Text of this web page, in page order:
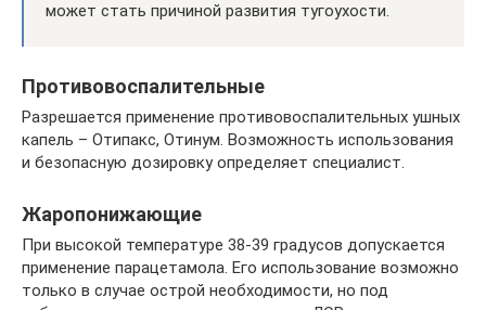
может стать причиной развития тугоухости.
Противовоспалительные
Разрешается применение противовоспалительных ушных
капель – Отипакс, Отинум. Возможность использования
и безопасную дозировку определяет специалист.
Жаропонижающие
При высокой температуре 38-39 градусов допускается
применение парацетамола. Его использование возможно
только в случае острой необходимости, но под